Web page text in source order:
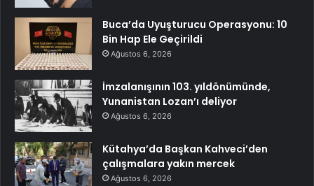
Buca’da Uyuşturucu Operasyonu: 10
Bin Hap Ele Geçirildi
Ağustos 6, 2026
İmzalanışının 103. yıldönümünde,
Yunanistan Lozan’ı deliyor
Ağustos 6, 2026
Kütahya’da Başkan Kahveci’den
çalışmalara yakın mercek
Ağustos 6, 2026